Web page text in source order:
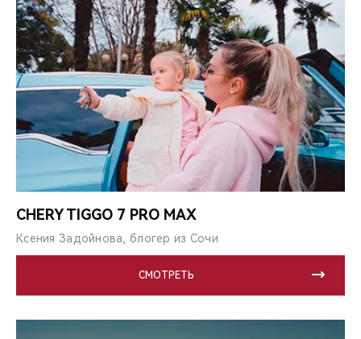
CHERY TIGGO 7 PRO MAX
Ксения Задойнова, блогер из Сочи
СМОТРЕТЬ